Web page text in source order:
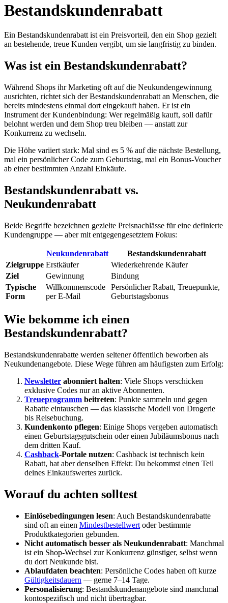
Bestandskundenrabatt
Ein Bestandskundenrabatt ist ein Preisvorteil, den ein Shop gezielt
an bestehende, treue Kunden vergibt, um sie langfristig zu binden.
Was ist ein Bestandskundenrabatt?
Während Shops ihr Marketing oft auf die Neukundengewinnung
ausrichten, richtet sich der Bestandskundenrabatt an Menschen, die
bereits mindestens einmal dort eingekauft haben. Er ist ein
Instrument der Kundenbindung: Wer regelmäßig kauft, soll dafür
belohnt werden und dem Shop treu bleiben — anstatt zur
Konkurrenz zu wechseln.
Die Höhe variiert stark: Mal sind es 5 % auf die nächste Bestellung,
mal ein persönlicher Code zum Geburtstag, mal ein Bonus-Voucher
ab einer bestimmten Anzahl Einkäufe.
Bestandskundenrabatt vs.
Neukundenrabatt
Beide Begriffe bezeichnen gezielte Preisnachlässe für eine definierte
Kundengruppe — aber mit entgegengesetztem Fokus:
Neukundenrabatt
Bestandskundenrabatt
Zielgruppe Erstkäufer
Wiederkehrende Käufer
Ziel
Gewinnung
Bindung
Typische
Form
Willkommenscode
per E-Mail
Persönlicher Rabatt, Treuepunkte,
Geburtstagsbonus
Wie bekomme ich einen
Bestandskundenrabatt?
Bestandskundenrabatte werden seltener öffentlich beworben als
Neukundenangebote. Diese Wege führen am häufigsten zum Erfolg:
Newsletter abonniert halten: Viele Shops verschicken
exklusive Codes nur an aktive Abonnenten.
Treueprogramm beitreten: Punkte sammeln und gegen
Rabatte eintauschen — das klassische Modell von Drogerie
bis Reisebuchung.
Kundenkonto pflegen: Einige Shops vergeben automatisch
einen Geburtstagsgutschein oder einen Jubiläumsbonus nach
dem dritten Kauf.
Cashback-Portale nutzen: Cashback ist technisch kein
Rabatt, hat aber denselben Effekt: Du bekommst einen Teil
deines Einkaufswertes zurück.
Worauf du achten solltest
Einlösebedingungen lesen: Auch Bestandskundenrabatte
sind oft an einen Mindestbestellwert oder bestimmte
Produktkategorien gebunden.
Nicht automatisch besser als Neukundenrabatt: Manchmal
ist ein Shop-Wechsel zur Konkurrenz günstiger, selbst wenn
du dort Neukunde bist.
Ablaufdaten beachten: Persönliche Codes haben oft kurze
Gültigkeitsdauern — gerne 7–14 Tage.
Personalisierung: Bestandskundenangebote sind manchmal
kontospezifisch und nicht übertragbar.